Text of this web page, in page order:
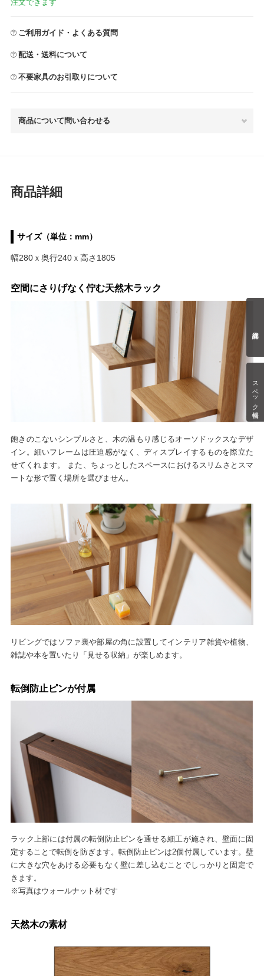
スペック情報
注文できます
ご利用ガイド・よくある質問
配送・送料について
不要家具のお引取りについて
商品について問い合わせる
商品詳細
サイズ（単位：mm）
幅280ｘ奥行240ｘ高さ1805
空間にさりげなく佇む天然木ラック
飽きのこないシンプルさと、木の温もり感じるオーソドックスなデザ
イン。細いフレームは圧迫感がなく、ディスプレイするものを際立た
せてくれます。 また、ちょっとしたスペースにおけるスリムさとスマ
ートな形で置く場所を選びません。
リビングではソファ裏や部屋の角に設置してインテリア雑貨や植物、
雑誌や本を置いたり「見せる収納」が楽しめます。
転倒防止ピンが付属
ラック上部には付属の転倒防止ピンを通せる細工が施され、壁面に固
定することで転倒を防ぎます。転倒防止ピンは2個付属しています。壁
に大きな穴をあける必要もなく壁に差し込むことでしっかりと固定で
きます。
※写真はウォールナット材です
天然木の素材